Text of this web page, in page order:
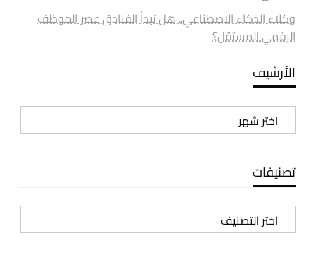
وكلاء الذكاء الاصطناعي.. هل تبدأ الفنادق عصر الموظف
الرقمي المستقل؟
الأرشيف
الأرشيف
تصنيفات
تصنيفات